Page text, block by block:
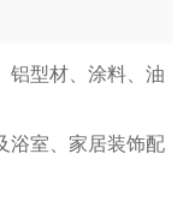
铝型材、涂料、油
浴室、家居装饰配